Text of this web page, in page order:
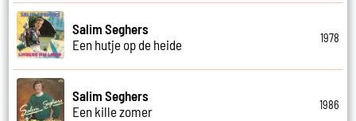
Salim Seghers
Een hutje op de heide
1978
Salim Seghers
Een kille zomer
1986